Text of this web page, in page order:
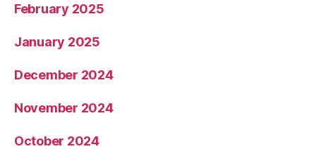
February 2025
January 2025
December 2024
November 2024
October 2024